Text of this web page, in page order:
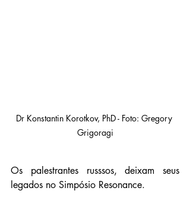
Dr Konstantin Korotkov, PhD - Foto: Gregory
Grigoragi
Os palestrantes russsos, deixam seus
legados no Simpósio Resonance.